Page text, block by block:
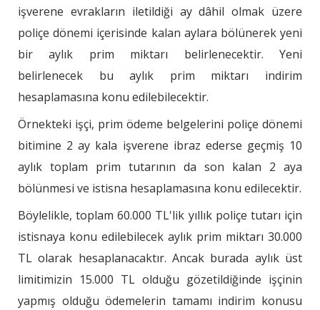
işverene evrakların iletildiği ay dâhil olmak üzere
poliçe dönemi içerisinde kalan aylara bölünerek yeni
bir aylık prim miktarı belirlenecektir. Yeni
belirlenecek bu aylık prim miktarı indirim
hesaplamasına konu edilebilecektir.
Örnekteki işçi, prim ödeme belgelerini poliçe dönemi
bitimine 2 ay kala işverene ibraz ederse geçmiş 10
aylık toplam prim tutarının da son kalan 2 aya
bölünmesi ve istisna hesaplamasına konu edilecektir.
Böylelikle, toplam 60.000 TL'lik yıllık poliçe tutarı için
istisnaya konu edilebilecek aylık prim miktarı 30.000
TL olarak hesaplanacaktır. Ancak burada aylık üst
limitimizin 15.000 TL olduğu gözetildiğinde işçinin
yapmış olduğu ödemelerin tamamı indirim konusu